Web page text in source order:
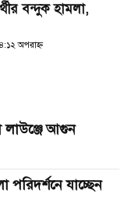
বন্দুক হামলা,
অপরাহ্ণ
লাউঞ্জে আগুন
যাচ্ছেন